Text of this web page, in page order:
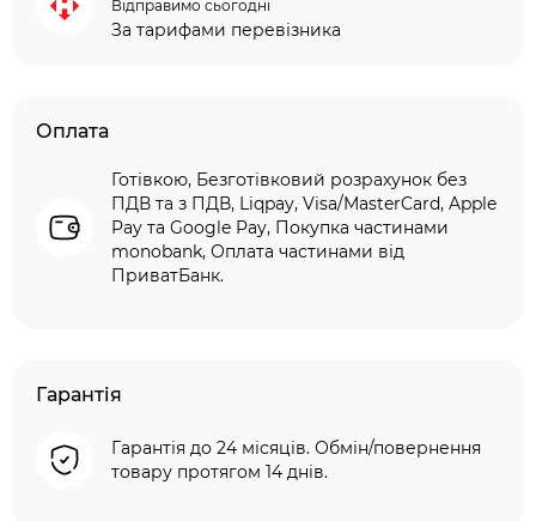
Відправимо сьогодні
За тарифами перевізника
Оплата
Готівкою, Безготівковий розрахунок без
ПДВ та з ПДВ, Liqpay, Visa/MasterCard, Apple
Pay та Google Pay, Покупка частинами
monobank, Оплата частинами від
ПриватБанк.
Гарантія
Гарантія до 24 місяців. Обмін/повернення
товару протягом 14 днів.